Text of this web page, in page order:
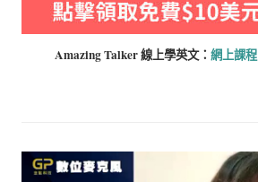
Amazing Talker 線上學英文： 網上課程